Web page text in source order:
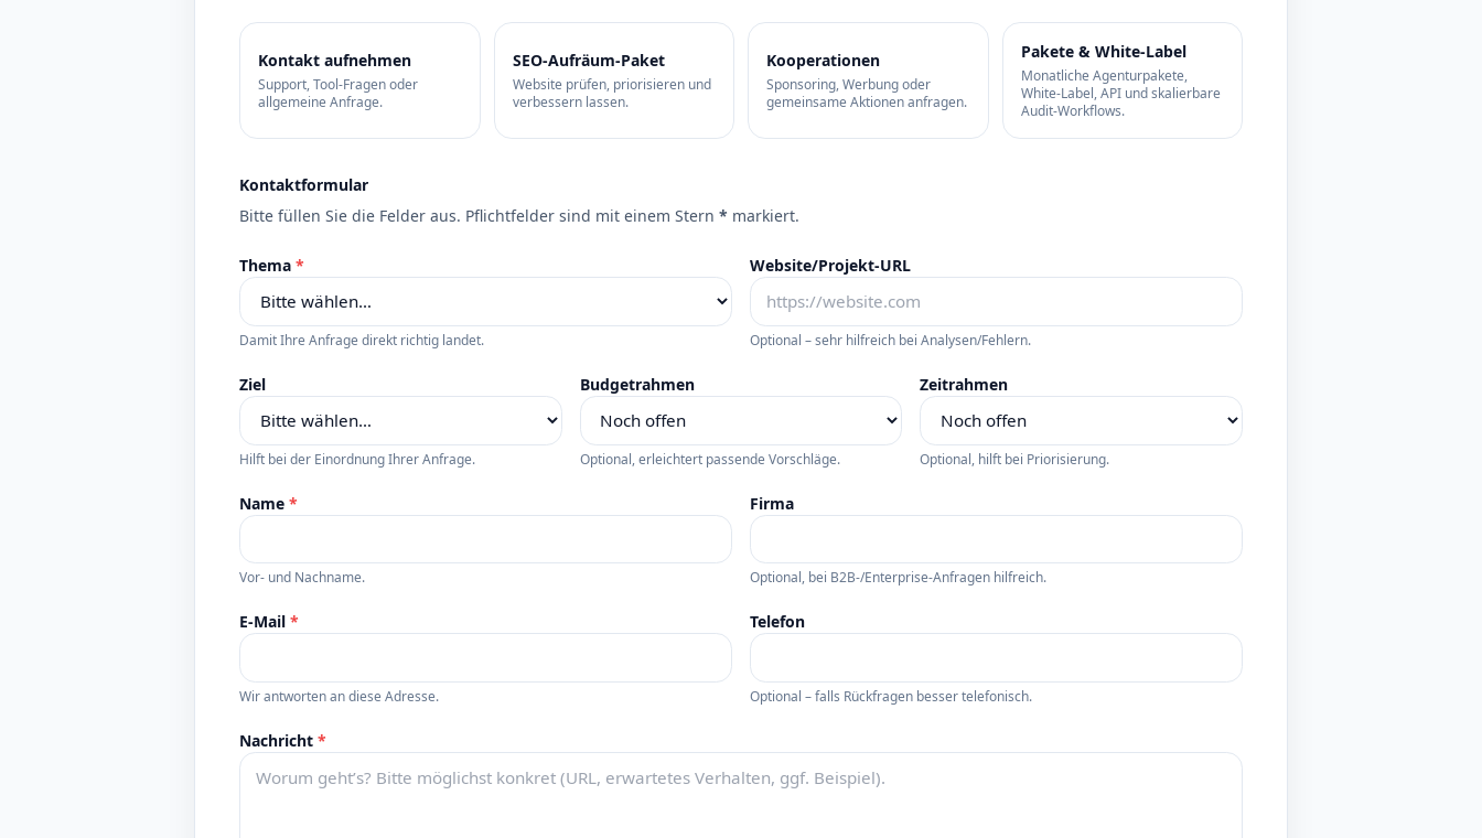
Kontakt aufnehmen
Support, Tool-Fragen oder
allgemeine Anfrage.
SEO-Aufräum-Paket
Website prüfen, priorisieren und
verbessern lassen.
Kooperationen
Sponsoring, Werbung oder
gemeinsame Aktionen anfragen.
Pakete & White-Label
Monatliche Agenturpakete,
White-Label, API und skalierbare
Audit-Workflows.
Kontaktformular
Bitte füllen Sie die Felder aus. Pflichtfelder sind mit einem Stern * markiert.
Thema *
Damit Ihre Anfrage direkt richtig landet.
Website/Projekt-URL
Optional – sehr hilfreich bei Analysen/Fehlern.
Ziel
Hilft bei der Einordnung Ihrer Anfrage.
Budgetrahmen
Optional, erleichtert passende Vorschläge.
Zeitrahmen
Optional, hilft bei Priorisierung.
Name *
Vor- und Nachname.
Firma
Optional, bei B2B-/Enterprise-Anfragen hilfreich.
E-Mail *
Wir antworten an diese Adresse.
Telefon
Optional – falls Rückfragen besser telefonisch.
Nachricht *